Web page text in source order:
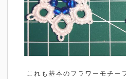
これも基本のフラワーモチー